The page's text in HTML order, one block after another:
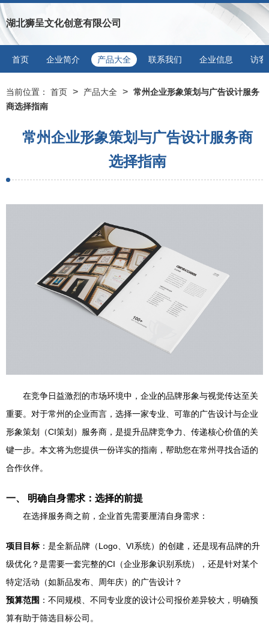
湖北狮呈文化创意有限公司
首页 企业简介 产品大全 联系我们 企业信息 访客
当前位置： 首页 > 产品大全 > 常州企业形象策划与广告设计服务
商选择指南
常州企业形象策划与广告设计服务商
选择指南
在竞争日益激烈的市场环境中，企业的品牌形象与视觉传达至关
重要。对于常州的企业而言，选择一家专业、可靠的广告设计与企业
形象策划（CI策划）服务商，是提升品牌竞争力、传递核心价值的关
键一步。本文将为您提供一份详实的指南，帮助您在常州寻找合适的
合作伙伴。
一、 明确自身需求：选择的前提
在选择服务商之前，企业首先需要厘清自身需求：
项目目标 ：是全新品牌（Logo、VI系统）的创建，还是现有品牌的升
级优化？是需要一套完整的CI（企业形象识别系统），还是针对某个
特定活动（如新品发布、周年庆）的广告设计？
预算范围 ：不同规模、不同专业度的设计公司报价差异较大，明确预
算有助于筛选目标公司。